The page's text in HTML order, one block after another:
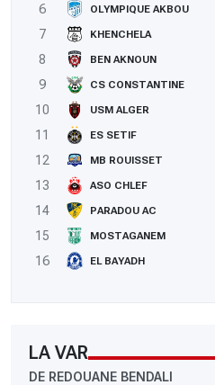
6
OLYMPIQUE AKBOU
7
KHENCHELA
8
BEN AKNOUN
9
CS CONSTANTINE
10
USM ALGER
11
ES SETIF
12
MB ROUISSET
13
ASO CHLEF
14
PARADOU AC
15
MOSTAGANEM
16
EL BAYADH
LA VAR
DE REDOUANE BENDALI